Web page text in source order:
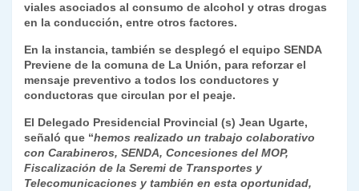
viales asociados al consumo de alcohol y otras drogas
en la conducción, entre otros factores.
En la instancia, también se desplegó el equipo SENDA
Previene de la comuna de La Unión, para reforzar el
mensaje preventivo a todos los conductores y
conductoras que circulan por el peaje.
El Delegado Presidencial Provincial (s) Jean Ugarte,
señaló que “hemos realizado un trabajo colaborativo
con Carabineros, SENDA, Concesiones del MOP,
Fiscalización de la Seremi de Transportes y
Telecomunicaciones y también en esta oportunidad,